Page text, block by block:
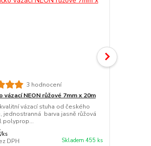
3 hodnocení
vázací NEON růžové 7mm x 20m
vázací stuha od českého
jednostranná barva jasně růžová
polyprop...
/ks
DPH Skladem 455 ks